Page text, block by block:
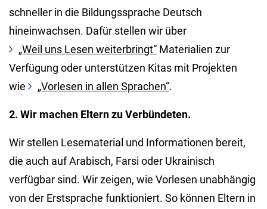
schneller in die Bildungssprache Deutsch
hineinwachsen. Dafür stellen wir über
„Weil uns Lesen weiterbringt“ Materialien zur
Verfügung oder unterstützen Kitas mit Projekten
wie
„Vorlesen in allen Sprachen“.
2. Wir machen Eltern zu Verbündeten.
Wir stellen Lesematerial und Informationen bereit,
die auch auf Arabisch, Farsi oder Ukrainisch
verfügbar sind. Wir zeigen, wie Vorlesen unabhängig
von der Erstsprache funktioniert. So können Eltern in